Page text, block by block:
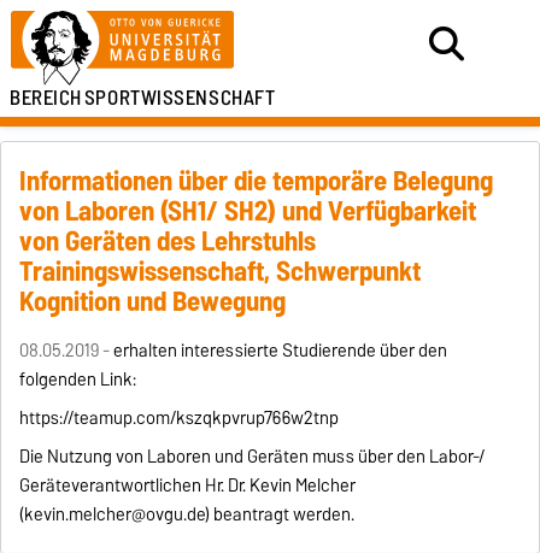
BEREICHSPORTWISSENSCHAFT
Informationen über die temporäre Belegung
von Laboren (SH1/ SH2) und Verfügbarkeit
von Geräten des Lehrstuhls
Trainingswissenschaft, Schwerpunkt
Kognition und Bewegung
08.05.2019 -erhalten interessierte Studierende über den
folgenden Link:
https://teamup.com/kszqkpvrup766w2tnp
Die Nutzung von Laboren und Geräten muss über den Labor-/
Geräteverantwortlichen Hr. Dr. Kevin Melcher
(kevin.melcher@ovgu.de) beantragt werden.